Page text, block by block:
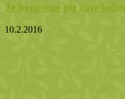
Je bezpečné pít čaje
10.2.2016